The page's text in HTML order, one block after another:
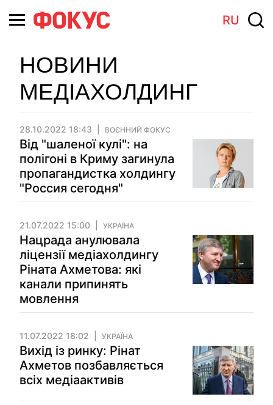
RU
НОВИНИ
МЕДІАХОЛДИНГ
28.10.2022 18:43 ВОЄННИЙ ФОКУС
Від "шаленої кулі": на
полігоні в Криму загинула
пропагандистка холдингу
"Россия сегодня"
21.07.2022 15:00 УКРАЇНА
Нацрада анулювала
ліцензії медіахолдингу
Ріната Ахметова: які
канали припинять
мовлення
11.07.2022 18:02 УКРАЇНА
Вихід із ринку: Рінат
Ахметов позбавляється
всіх медіаактивів